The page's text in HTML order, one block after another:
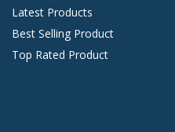
Latest Products
Best Selling Product
Top Rated Product